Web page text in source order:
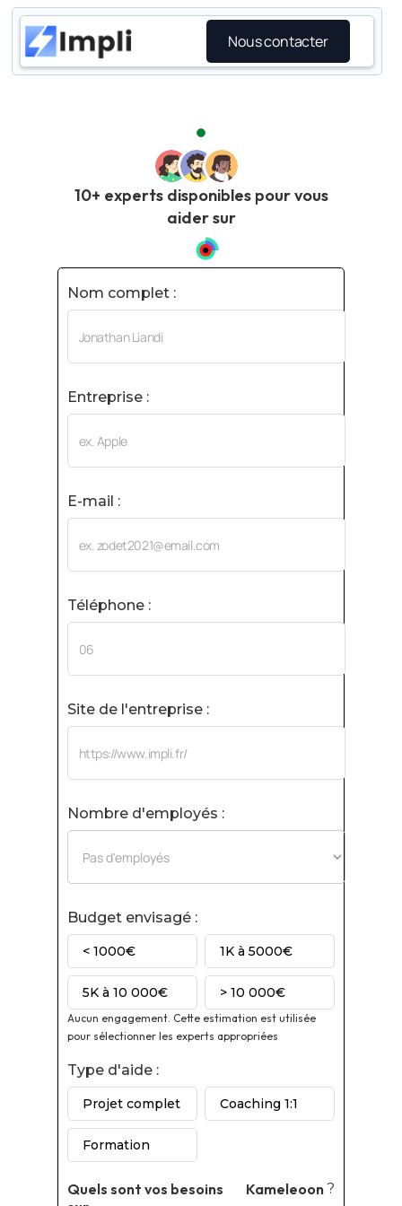
Nous contacter
10+ experts disponibles pour vous
aider sur
Nom complet :
Entreprise :
E-mail :
Téléphone :
Site de l'entreprise :
Nombre d'employés :
Budget envisagé :
< 1000€ 1K à 5000€
5K à 10 000€ > 10 000€
Aucun engagement. Cette estimation est utilisée
pour sélectionner les experts appropriées
Type d'aide :
Projet complet Coaching 1:1
Formation
Quels sont vos besoins
Kameleoon?